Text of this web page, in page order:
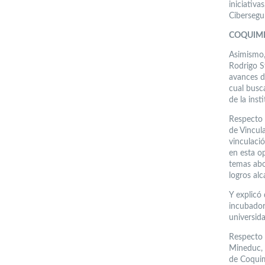
Rodrigo
avances
cual
de la
de
en esta
temas
logros
Y explicó
de